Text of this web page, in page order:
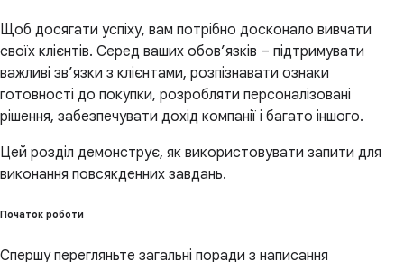
Щоб досягати успіху, вам потрібно досконало вивчати
своїх клієнтів. Серед ваших обов’язків – підтримувати
важливі зв’язки з клієнтами, розпізнавати ознаки
готовності до покупки, розробляти персоналізовані
рішення, забезпечувати дохід компанії і багато іншого.
Цей розділ демонструє, як використовувати запити для
виконання повсякденних завдань.
Початок роботи
Спершу перегляньте загальні поради з написання